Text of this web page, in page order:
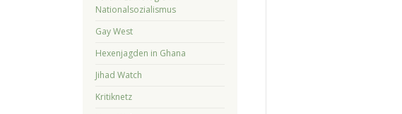
Nationalsozialismus
Gay West
Hexenjagden in Ghana
Jihad Watch
Kritiknetz